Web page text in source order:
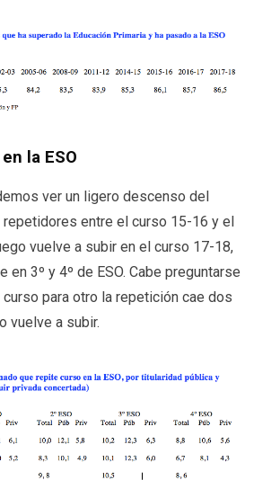
la ESO
ver un ligero descenso del
repetidores entre el curso 15-16 y el
vuelve a subir en el curso 17-18,
en 3º y 4º de ESO. Cabe preguntarse
curso para otro la repetición cae dos
vuelve a subir.